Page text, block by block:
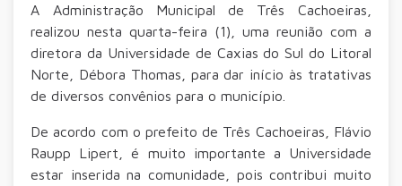
A Administração Municipal de Três Cachoeiras,
realizou nesta quarta-feira (1), uma reunião com a
diretora da Universidade de Caxias do Sul do Litoral
Norte, Débora Thomas, para dar início às tratativas
de diversos convênios para o município.
De acordo com o prefeito de Três Cachoeiras, Flávio
Raupp Lipert, é muito importante a Universidade
estar inserida na comunidade, pois contribui muito